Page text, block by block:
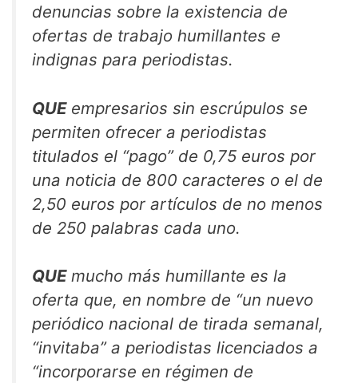
denuncias sobre la existencia de
ofertas de trabajo humillantes e
indignas para periodistas.
QUEempresarios sin escrúpulos se
permiten ofrecer a periodistas
titulados el “pago” de 0,75 euros por
una noticia de 800 caracteres o el de
2,50 euros por artículos de no menos
de 250 palabras cada uno.
QUEmucho más humillante es la
oferta que, en nombre de “un nuevo
periódico nacional de tirada semanal,
“invitaba” a periodistas licenciados a
“incorporarse en régimen de